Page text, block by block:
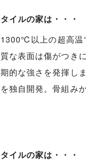
タイルの家は・・・
1300℃以上の超高温
質な表面は傷がつき
期的な強さを発揮し
を独自開発。骨組み
タイルの家は・・・